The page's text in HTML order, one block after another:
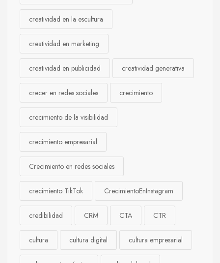
creatividad en la escultura
creatividad en marketing
creatividad en publicidad creatividad generativa
crecer en redes sociales crecimiento
crecimiento de la visibilidad
crecimiento empresarial
Crecimiento en redes sociales
crecimiento TikTok CrecimientoEnInstagram
credibilidad CRM CTA CTR
cultura cultura digital cultura empresarial